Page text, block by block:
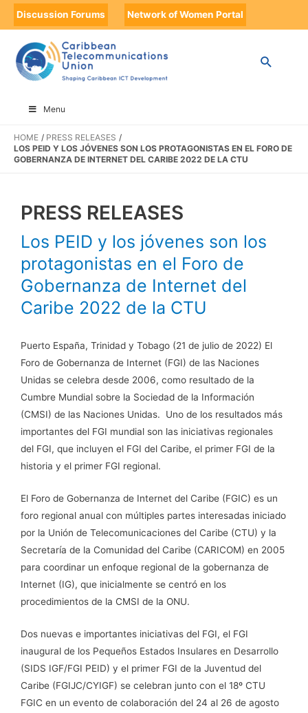
Discussion Forums Network of Women Portal
Menu
HOME
PRESS RELEASES
LOS PEID Y LOS JÓVENES SON LOS PROTAGONISTAS EN EL FORO DE
GOBERNANZA DE INTERNET DEL CARIBE 2022 DE LA CTU
PRESS RELEASES
Los PEID y los jóvenes son los
protagonistas en el Foro de
Gobernanza de Internet del
Caribe 2022 de la CTU
Puerto España, Trinidad y Tobago (21 de julio de 2022) El
Foro de Gobernanza de Internet (FGI) de las Naciones
Unidas se celebra desde 2006, como resultado de la
Cumbre Mundial sobre la Sociedad de la Información
(CMSI) de las Naciones Unidas. Uno de los resultados más
importantes del FGI mundial son las iniciativas regionales
del FGI, que incluyen el FGI del Caribe, el primer FGI de la
historia y el primer FGI regional.
El Foro de Gobernanza de Internet del Caribe (FGIC) es un
foro regional anual con múltiples partes interesadas iniciado
por la Unión de Telecomunicaciones del Caribe (CTU) y la
Secretaría de la Comunidad del Caribe (CARICOM) en 2005
para coordinar un enfoque regional de la gobernanza de
Internet (IG), que inicialmente se centró en los
procedimientos de la CMSI de la ONU.
Dos nuevas e importantes iniciativas del FGI, el FGI
inaugural de los Pequeños Estados Insulares en Desarrollo
(SIDS IGF/FGI PEID) y el primer FGI de la Juventud del
Caribe (FGIJC/CYIGF) se celebran junto con el 18º CTU
FGIC en un evento de colaboración del 24 al 26 de agosto